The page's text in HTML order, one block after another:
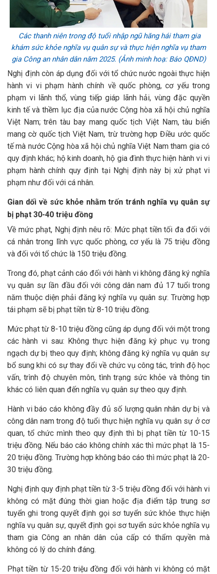
Các thanh niên trong độ tuổi nhập ngũ hăng hái tham gia
khám sức khỏe nghĩa vụ quân sự và thực hiện nghĩa vụ tham
gia Công an nhân dân năm 2025. (Ảnh minh hoạ: Báo QĐND)
Nghị định còn áp dụng đối với tổ chức nước ngoài thực hiện
hành vi vi phạm hành chính về quốc phòng, cơ yếu trong
phạm vi lãnh thổ, vùng tiếp giáp lãnh hải, vùng đặc quyền
kinh tế và thềm lục địa của nước Cộng hòa xã hội chủ nghĩa
Việt Nam; trên tàu bay mang quốc tịch Việt Nam, tàu biển
mang cờ quốc tịch Việt Nam, trừ trường hợp Điều ước quốc
tế mà nước Cộng hòa xã hội chủ nghĩa Việt Nam tham gia có
quy định khác; hộ kinh doanh, hộ gia đình thực hiện hành vi vi
phạm hành chính quy định tại Nghị định này bị xử phạt vi
phạm như đối với cá nhân.
Gian dối về sức khỏe nhằm trốn tránh nghĩa vụ quân sự
bị phạt 30-40 triệu đồng
Về mức phạt, Nghị định nêu rõ: Mức phạt tiền tối đa đối với
cá nhân trong lĩnh vực quốc phòng, cơ yếu là 75 triệu đồng
và đối với tổ chức là 150 triệu đồng.
Trong đó, phạt cảnh cáo đối với hành vi không đăng ký nghĩa
vụ quân sự lần đầu đối với công dân nam đủ 17 tuổi trong
năm thuộc diện phải đăng ký nghĩa vụ quân sự. Trường hợp
tái phạm sẽ bị phạt tiền từ 8-10 triệu đồng.
Mức phạt từ 8-10 triệu đồng cũng áp dụng đối với một trong
các hành vi sau: Không thực hiện đăng ký phục vụ trong
ngạch dự bị theo quy định; không đăng ký nghĩa vụ quân sự
bổ sung khi có sự thay đổi về chức vụ công tác, trình độ học
vấn, trình độ chuyên môn, tình trạng sức khỏe và thông tin
khác có liên quan đến nghĩa vụ quân sự theo quy định.
Hành vi báo cáo không đầy đủ số lượng quân nhân dự bị và
công dân nam trong độ tuổi thực hiện nghĩa vụ quân sự ở cơ
quan, tổ chức mình theo quy định thì bị phạt tiền từ 10-15
triệu đồng. Nếu báo cáo không chính xác thì mức phạt là 15-
20 triệu đồng. Trường hợp không báo cáo thì mức phạt là 20-
30 triệu đồng.
Nghị định quy định phạt tiền từ 3-5 triệu đồng đối với hành vi
không có mặt đúng thời gian hoặc địa điểm tập trung sơ
tuyển ghi trong quyết định gọi sơ tuyển sức khỏe thực hiện
nghĩa vụ quân sự, quyết định gọi sơ tuyển sức khỏe nghĩa vụ
tham gia Công an nhân dân của cấp có thẩm quyền mà
không có lý do chính đáng.
Phạt tiền từ 15-20 triệu đồng đối với hành vi không có mặt